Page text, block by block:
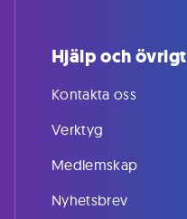
Hjälp och övrigt
Kontakta oss
Verktyg
Medlemskap
Nyhetsbrev